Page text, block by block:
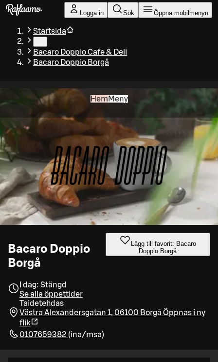
Gå till huvudinnehållet
Logga in Sök Öppna mobilmenyn
Startsida
Bacaro Doppio Cafe & Deli
Bacaro Doppio Borgå
Hem Meny
Bacaro Doppio
Borgå
Lägg till favorit: Bacaro
Doppio Borgå
I dag: Stängd
Se alla öppettider
Taidetehdas
Västra Alexandersgatan 1, 06100 Borgå Öppnas i ny
flik
0107659382 (ina/msa)